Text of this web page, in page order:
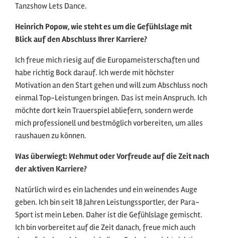
Tanzshow Lets Dance.
Heinrich Popow, wie steht es um die Gefühlslage mit
Blick auf den Abschluss Ihrer Karriere?
Ich freue mich riesig auf die Europameisterschaften und
habe richtig Bock darauf. Ich werde mit höchster
Motivation an den Start gehen und will zum Abschluss noch
einmal Top-Leistungen bringen. Das ist mein Anspruch. Ich
möchte dort kein Trauerspiel abliefern, sondern werde
mich professionell und bestmöglich vorbereiten, um alles
raushauen zu können.
Was überwiegt: Wehmut oder Vorfreude auf die Zeit nach
der aktiven Karriere?
Natürlich wird es ein lachendes und ein weinendes Auge
geben. Ich bin seit 18 Jahren Leistungssportler, der Para-
Sport ist mein Leben. Daher ist die Gefühlslage gemischt.
Ich bin vorbereitet auf die Zeit danach, freue mich auch